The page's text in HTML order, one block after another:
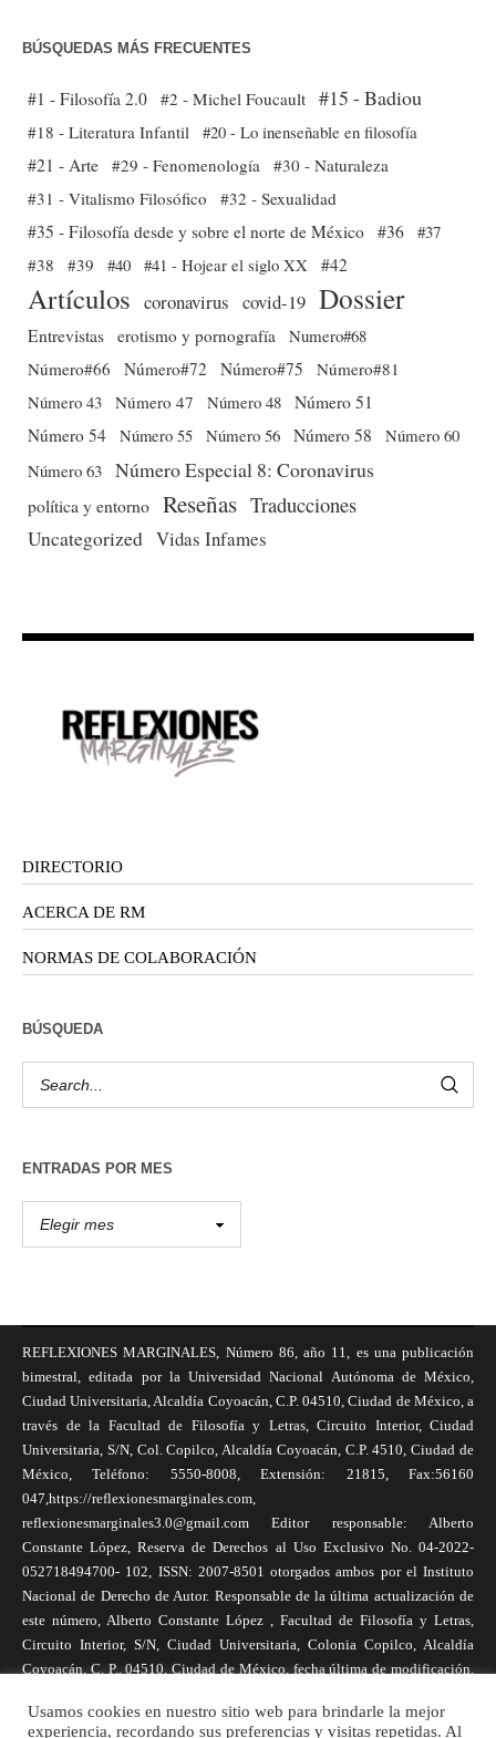
BÚSQUEDAS MÁS FRECUENTES
#1 - Filosofía 2.0 #2 - Michel Foucault #15 - Badiou
#18 - Literatura Infantil #20 - Lo inenseñable en filosofía
#21 - Arte #29 - Fenomenología
#30 - Naturaleza
#31 - Vitalismo Filosófico
#32 - Sexualidad
#35 - Filosofía desde y sobre el norte de México #36 #37
#38
#39 #40 #41 - Hojear el siglo XX #42
Artículos coronavirus covid-19 Dossier
Entrevistas erotismo y pornografía
Numero#68
Número#66
Número#72 Número#75
Número#81
Número 43 Número 47 Número 48 Número 51
Número 54 Número 55 Número 56 Número 58
Número 60
Número 63 Número Especial 8: Coronavirus
política y entorno Reseñas Traducciones
Uncategorized Vidas Infames
DIRECTORIO
ACERCA DE RM
NORMAS DE COLABORACIÓN
BÚSQUEDA
ENTRADAS POR MES
REFLEXIONES MARGINALES, Número 86, año 11, es una publicación
bimestral, editada por la Universidad Nacional Autónoma de México,
Ciudad Universitaria, Alcaldía Coyoacán, C.P. 04510, Ciudad de México, a
través de la Facultad de Filosofía y Letras, Circuito Interior, Ciudad
Universitaria, S/N, Col. Copilco, Alcaldía Coyoacán, C.P. 4510, Ciudad de
México, Teléfono: 5550-8008, Extensión: 21815, Fax:56160
047,https://reflexionesmarginales.com,
reflexionesmarginales3.0@gmail.com Editor responsable: Alberto
Constante López, Reserva de Derechos al Uso Exclusivo No. 04-2022-
052718494700- 102, ISSN: 2007-8501 otorgados ambos por el Instituto
Nacional de Derecho de Autor. Responsable de la última actualización de
este número, Alberto Constante López , Facultad de Filosofía y Letras,
Circuito Interior, S/N, Ciudad Universitaria, Colonia Copilco, Alcaldía
Coyoacán, C. P., 04510, Ciudad de México, fecha última de modificación,
necesariamente reflejan la postura de la revista, ni de Universidad Nacional
Usamos cookies en nuestro sitio web para brindarle la mejor
experiencia, recordando sus preferencias y visitas repetidas. Al